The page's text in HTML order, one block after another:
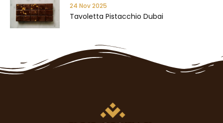
24 Nov 2025
Tavoletta Pistacchio Dubai